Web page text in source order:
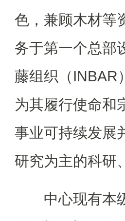
色，兼顾木材等
务于第一个总部
藤组织（
为其履行使命和
事业可持续发展
研究为主的科研
中心现有本